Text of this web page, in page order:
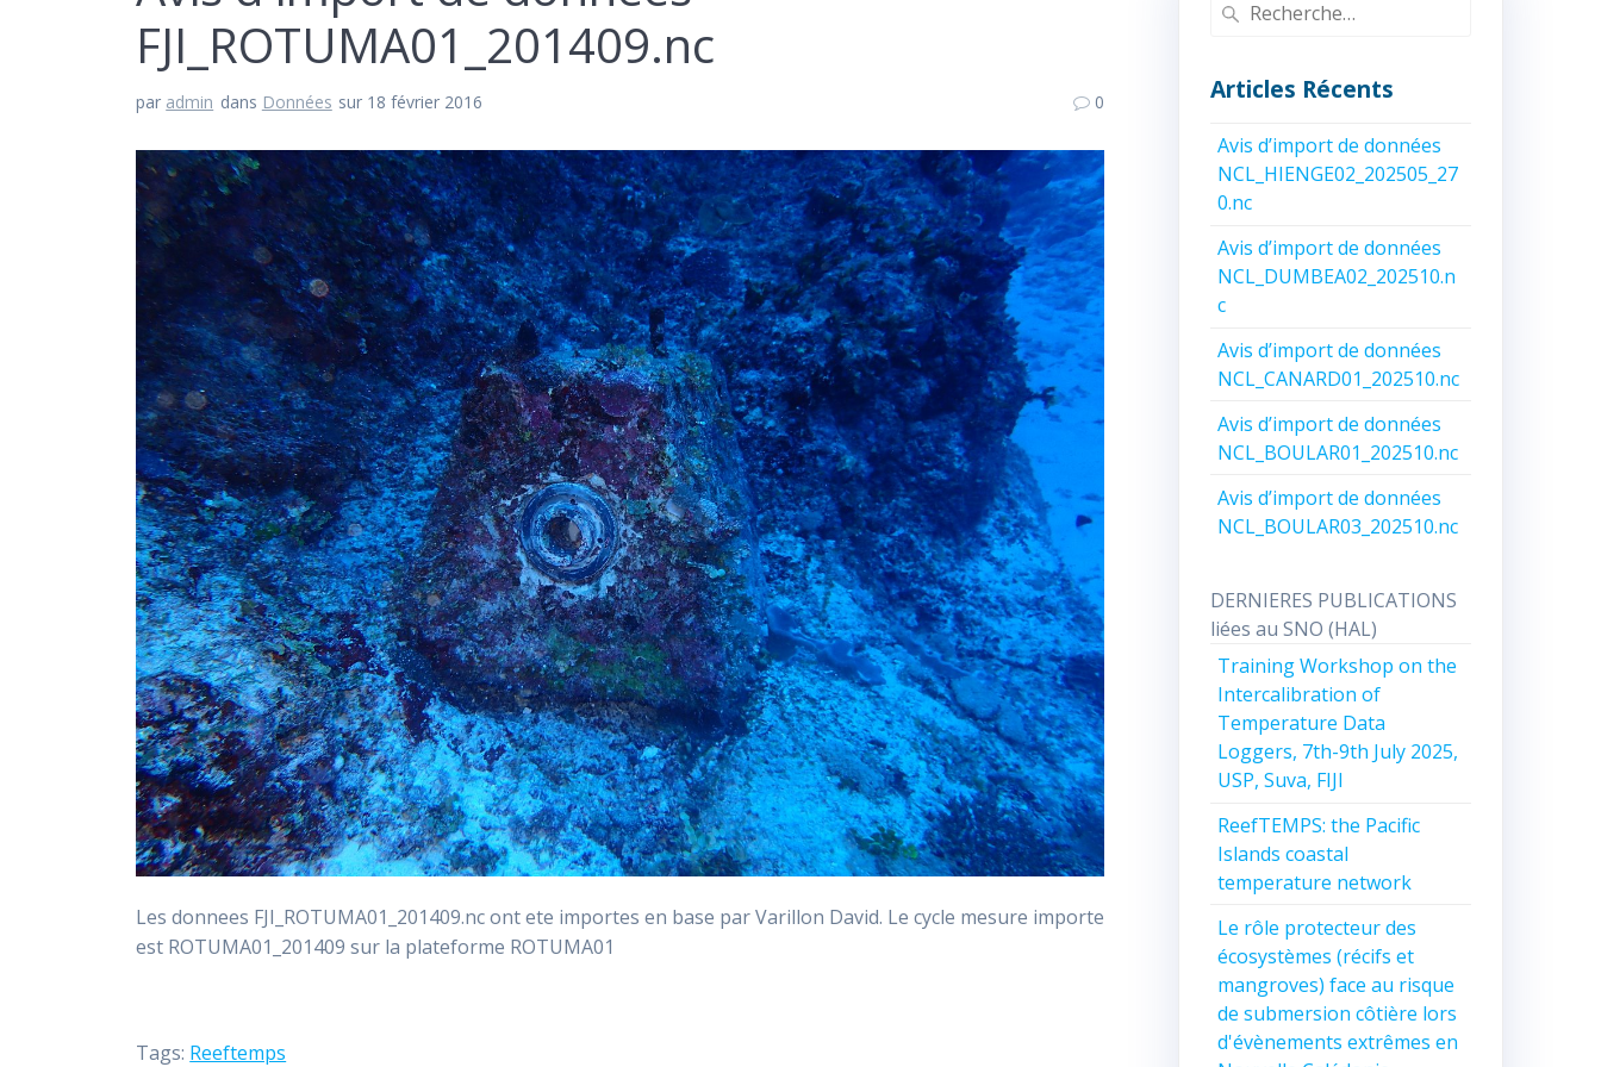
FJI_ROTUMA01_201409.nc
par admin dans Données sur 18 février 2016 0
Les donnees FJI_ROTUMA01_201409.nc ont ete importes en base par Varillon David. Le cycle mesure importe
est ROTUMA01_201409 sur la plateforme ROTUMA01
Tags: Reeftemps
Articles Récents
Avis d’import de données
NCL_HIENGE02_202505_27
0.nc
Avis d’import de données
NCL_DUMBEA02_202510.n
c
Avis d’import de données
NCL_CANARD01_202510.nc
Avis d’import de données
NCL_BOULAR01_202510.nc
Avis d’import de données
NCL_BOULAR03_202510.nc
DERNIERES PUBLICATIONS
liées au SNO (HAL)
Training Workshop on the
Intercalibration of
Temperature Data
Loggers, 7th-9th July 2025,
USP, Suva, FIJI
ReefTEMPS: the Pacific
Islands coastal
temperature network
Le rôle protecteur des
écosystèmes (récifs et
mangroves) face au risque
de submersion côtière lors
d'évènements extrêmes en